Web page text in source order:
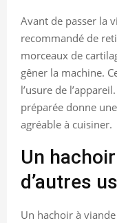
Avant de passer la
recommandé de
morceaux de
gêner la machine.
l’usure de
préparée donne
agréable à cuisiner.
Un
d’autres
Un hachoir à